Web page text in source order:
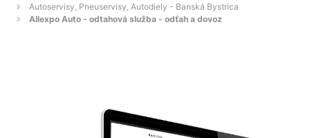
Autoservisy, Pneuservisy, Autodiely - Banská Bystrica
Allexpo Auto - odtahová služba - odťah a dovoz